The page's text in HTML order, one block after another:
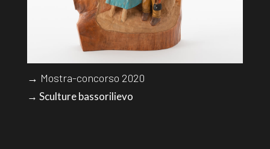
→ Mostra-concorso 2020
→ Sculture bassorilievo